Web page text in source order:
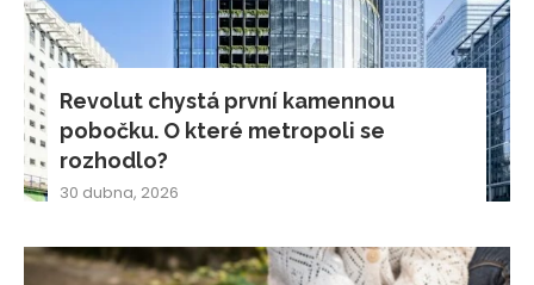
Revolut chystá první kamennou
pobočku. O které metropoli se
rozhodlo?
30 dubna, 2026